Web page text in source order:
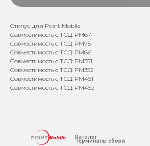
Стилус для Point Mobile
Совместимость с ТСД: PM67
Совместимость с ТСД: PM75
Совместимость с ТСД: PM86
Совместимость с ТСД: PM351
Совместимость с ТСД: PM352
Совместимость с ТСД: PM451
Совместимость с ТСД: PM452
Каталог
Терминалы сбора